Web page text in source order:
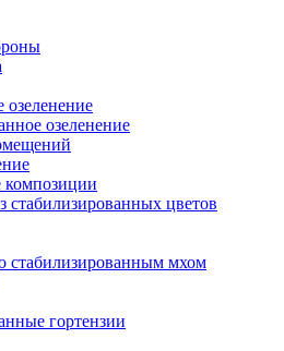
озеленение
озеленение
композиции
стабилизированных цветов
стабилизированным мхом
гортензии